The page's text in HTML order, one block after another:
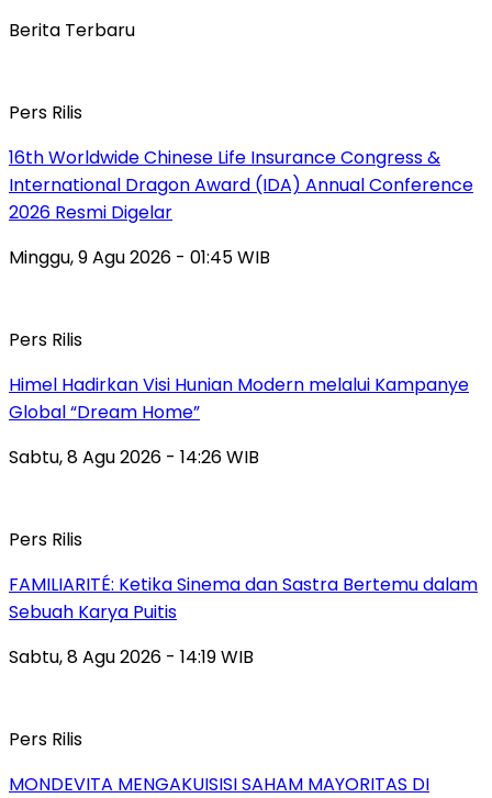
Berita Terbaru
Pers Rilis
16th Worldwide Chinese Life Insurance Congress &
International Dragon Award (IDA) Annual Conference
2026 Resmi Digelar
Minggu, 9 Agu 2026 - 01:45 WIB
Pers Rilis
Himel Hadirkan Visi Hunian Modern melalui Kampanye
Global “Dream Home”
Sabtu, 8 Agu 2026 - 14:26 WIB
Pers Rilis
FAMILIARITÉ: Ketika Sinema dan Sastra Bertemu dalam
Sebuah Karya Puitis
Sabtu, 8 Agu 2026 - 14:19 WIB
Pers Rilis
MONDEVITA MENGAKUISISI SAHAM MAYORITAS DI